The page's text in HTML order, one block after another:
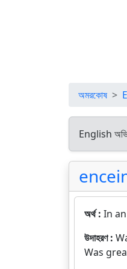
অমরকোষ
English
অর্থ : In
উদাহরণ :
Was